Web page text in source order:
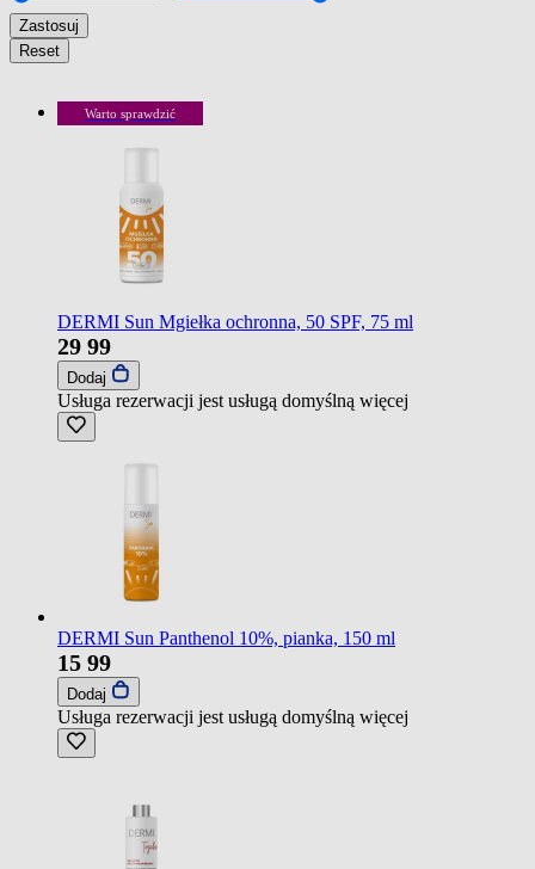
Zastosuj
Reset
Warto sprawdzić
DERMI Sun Mgiełka ochronna, 50 SPF, 75 ml
29 99
Dodaj
Usługa rezerwacji jest usługą domyślną więcej
DERMI Sun Panthenol 10%, pianka, 150 ml
15 99
Dodaj
Usługa rezerwacji jest usługą domyślną więcej